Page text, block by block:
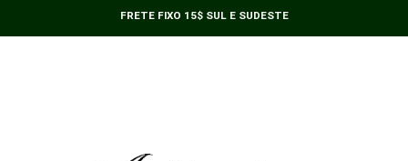
FRETE FIXO 15$ SUL E SUDESTE